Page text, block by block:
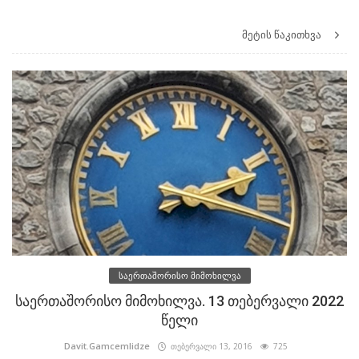
მეტის წაკითხვა
საერთაშორისო მიმოხილვა
საერთაშორისო მიმოხილვა. 13 თებერვალი 2022
წელი
Davit.Gamcemlidze თებერვალი 13, 2016 725